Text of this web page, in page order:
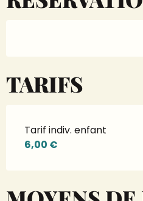
TARIFS
Tarif indiv. enfant
6,00 €